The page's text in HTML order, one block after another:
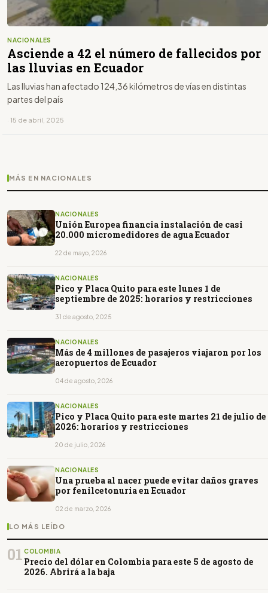
NACIONALES
Asciende a 42 el número de fallecidos por
las lluvias en Ecuador
Las lluvias han afectado 124,36 kilómetros de vías en distintas
partes del país
· 15 de abril, 2025
MÁS EN NACIONALES
NACIONALES
Unión Europea financia instalación de casi
20.000 micromedidores de agua Ecuador
22 de mayo, 2026
NACIONALES
Pico y Placa Quito para este lunes 1 de
septiembre de 2025: horarios y restricciones
31 de agosto, 2025
NACIONALES
Más de 4 millones de pasajeros viajaron por los
aeropuertos de Ecuador
04 de agosto, 2026
NACIONALES
Pico y Placa Quito para este martes 21 de julio de
2026: horarios y restricciones
20 de julio, 2026
NACIONALES
Una prueba al nacer puede evitar daños graves
por fenilcetonuria en Ecuador
02 de marzo, 2026
LO MÁS LEÍDO
01 COLOMBIA
Precio del dólar en Colombia para este 5 de agosto de
2026. Abrirá a la baja